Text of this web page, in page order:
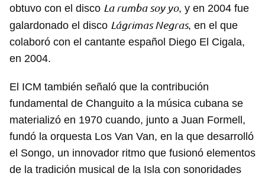
obtuvo con el disco La rumba soy yo, y en 2004 fue
galardonado el disco Lágrimas Negras, en el que
colaboró con el cantante español Diego El Cigala,
en 2004.
El ICM también señaló que la contribución
fundamental de Changuito a la música cubana se
materializó en 1970 cuando, junto a Juan Formell,
fundó la orquesta Los Van Van, en la que desarrolló
el Songo, un innovador ritmo que fusionó elementos
de la tradición musical de la Isla con sonoridades